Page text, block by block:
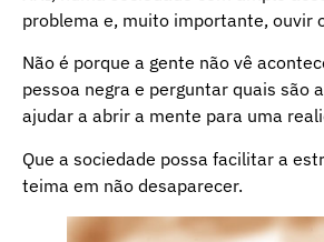
problema e, muito importante, ouvir
Não é porque a gente não vê
pessoa negra e perguntar quais são
ajudar a abrir a mente para uma
Que a sociedade possa facilitar a
teima em não desaparecer.